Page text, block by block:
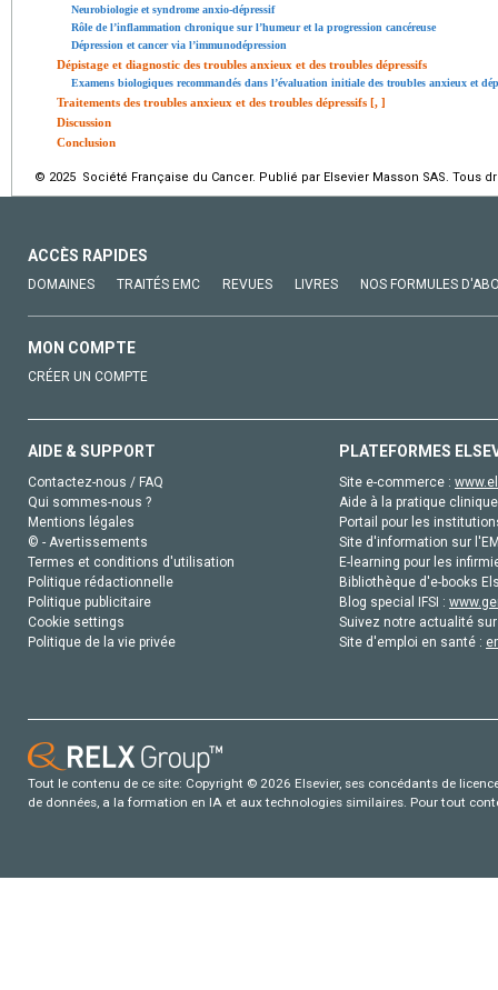
Neurobiologie et syndrome anxio-dépressif
Rôle de l’inflammation chronique sur l’humeur et la progression cancéreuse
Dépression et cancer via l’immunodépression
Dépistage et diagnostic des troubles anxieux et des troubles dépressifs
Examens biologiques recommandés dans l’évaluation initiale des troubles anxieux et
Traitements des troubles anxieux et des troubles dépressifs [, ]
Discussion
Conclusion
© 2025 Société Française du Cancer. Publié par Elsevier Masson SAS. Tous
ACCÈS RAPIDES
DOMAINES TRAITÉS EMC REVUES LIVRES NOS FORMULES
MON COMPTE
CRÉER UN COMPTE
AIDE & SUPPORT
Contactez-nous / FAQ
Qui sommes-nous ?
Mentions légales
© - Avertissements
Termes et conditions d'utilisation
Politique rédactionnelle
Politique publicitaire
Cookie settings
Politique de la vie privée
PLATEFORMES
Site e-commerce :
Aide à la pratique
Portail pour les
Site d'information sur
E-learning pour les
Bibliothèque d'e-books
Blog special IFSI :
Suivez notre actualité
Site d'emploi en santé :
Tout le contenu de ce site: Copyright © 2026 Elsevier, ses concédants de
de données, a la formation en IA et aux technologies similaires. Pour tout